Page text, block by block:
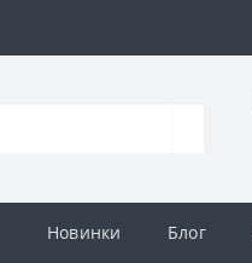
Новинки Блог